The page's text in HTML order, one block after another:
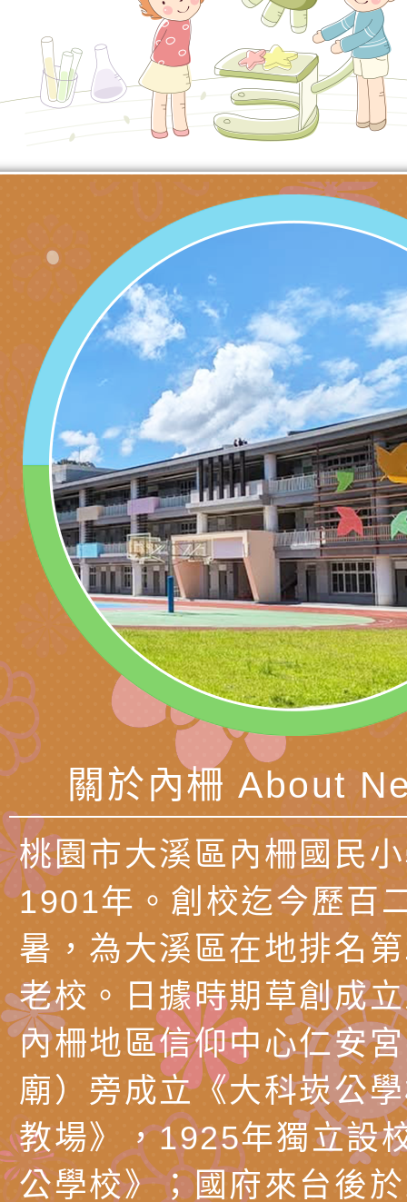
代的親職教養」海報
委託辦理「2026臺
摩據點視覺設計競賽
章
檢送桃園市政府LED
字稿
函轉教育部訂於115
(星期六)下午2時至5
立臺灣科學教育館（
林區士商路189號）
理「115年度515國
導及系列座談活動」
檢送本市115學年度
術才能音樂班鑑定二
函轉本府新聞處115
安全宣導
檢送本府新聞處115
安全宣導
有關衛生福利部辦理
逆境少年家庭支持服
員專業輔導及效能精
北、中、南共3場次
訓練
轉知社團法人中華民
礙聯盟辦理「2026
少意見交流大會」簡
台灣遊戲治療學會將
月至8月舉辦「空間
多元文化遊戲室之規
造」、「阿德勒心理
學諮商輔導的應用」
不只是遊戲 - 兒童遊
門工作坊 （中部場
檢送行政院新聞傳播
月份公共服務政策溝
訊
桃園市龜山區大坑國
理114學年度整合性
育講座「爸媽不暴走
成長」
台灣遊戲治療學會
日舉辦「空間的療癒
文化遊戲室之規畫與
檢送衛生福利部「政
材應注意之可及性格
有關本市桃園區中埔
「桃園市115年度兒
情緒管理訓練-獨輪
施計畫」
有關國立羅東高級中
「生命教育議題深化
議題論壇與生命塔羅
檢送LED跑馬燈文字
託播影片
有關教育部特殊教育
團學前及國中小身障
理「普特協作—課程
知能工作坊」
有關國立臺中教育大
「115年適應運動經
題交流工作坊」活動
轉知教育部國教署生
業發展中心（國立羅
學）辦理「115年度
題融入教學－國民中
（教材）推薦實施計
檢送桃園市政府LED
字稿及LCD託播圖片
檢送桃園市政府LED
字稿及LCD託播影（
國家發展委員會檔案
理本(115)年「春遊
動
檢送桃園市政府家庭
「小桃家4月課程資
姻怎麼翻譯－青少年
工作坊」、「愛『原
親子共學同樂會」、
西門國小114學年度
親職教育講座「如何
情緒力？—用SEL玩
子溝通之秘訣」
有關財團法人中華國
礙者生命教育推廣協
「環保愛台灣」第五
檢送行政院新聞傳播
月份公共服務政策溝
有關桃園市政府家庭
關於內柵 About
桃園市大溪區內柵國民
1901年。創校迄今歷百
暑，為大溪區在地排名
老校。日據時期草創成
內柵地區信仰中心仁安
廟）旁成立《大科崁公
教場》，1925年獨立設
公學校》；國府來台後